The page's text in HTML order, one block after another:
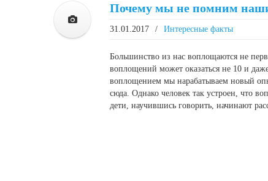
Почему мы не помним
31.01.2017 / Интересные факты
Большинство из нас воплощаются не
воплощений может оказаться не 10 и
воплощением мы нарабатываем новый
сюда. Однако человек так устроен, что
дети, научившись говорить, начинают